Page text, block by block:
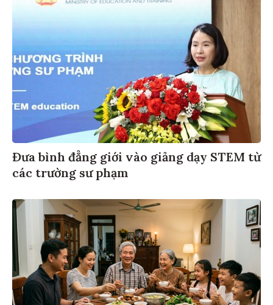
Đưa bình đẳng giới vào giảng dạy STEM từ
các trường sư phạm